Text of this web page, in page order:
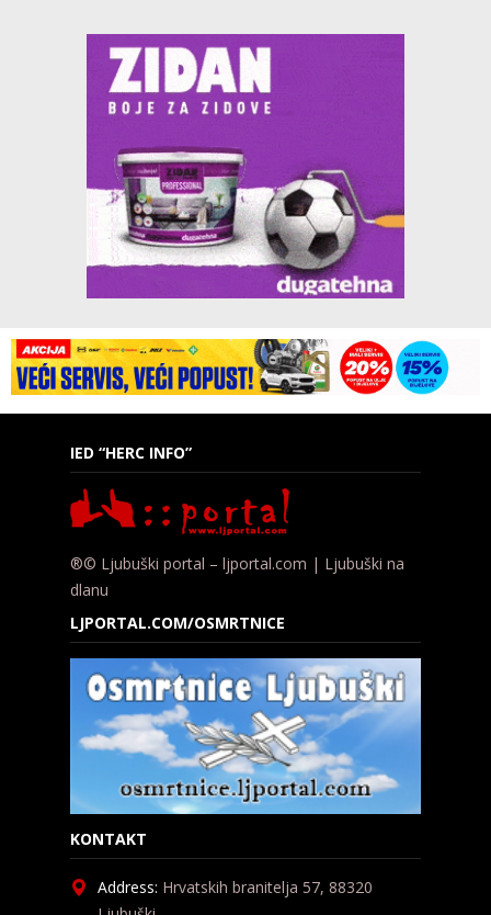
IED “HERC INFO”
®© Ljubuški portal – ljportal.com | Ljubuški na
dlanu
LJPORTAL.COM/OSMRTNICE
KONTAKT
Address: Hrvatskih branitelja 57, 88320